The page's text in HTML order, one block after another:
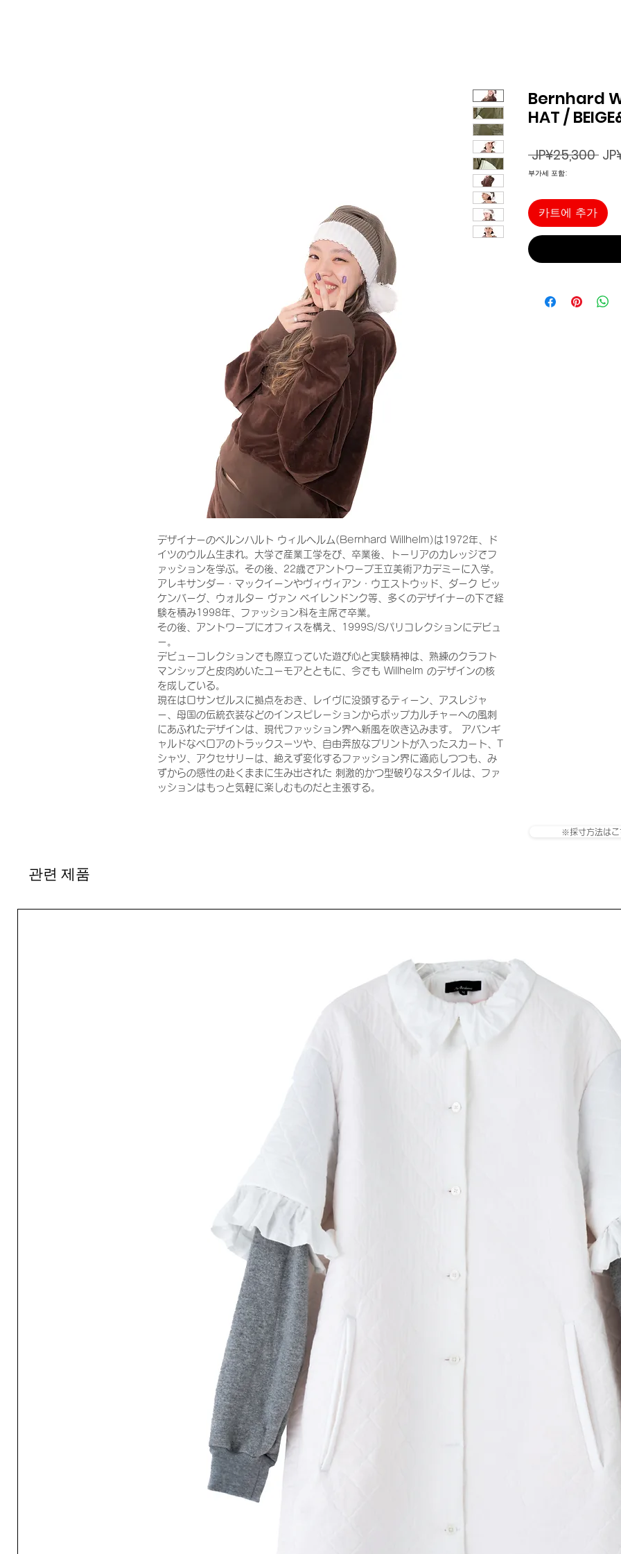
デザイナーのベルンハルト ウィルヘルム(Bernhard Willhelm)は1972年、ド
イツのウルム生まれ。大学で産業工学をび、卒業後、トーリアのカレッジでフ
ァッションを学ぶ。その後、22歳でアントワープ王立美術アカデミーに入学。
アレキサンダー・マックイーンやヴィヴィアン・ウエストウッド、ダーク ビッ
ケンバーグ、ウォルター ヴァン ベイレンドンク等、多くのデザイナーの下で経
験を積み1998年、ファッション科を主席で卒業。
その後、アントワープにオフィスを構え、1999S/Sパリコレクションにデビュ
ー。
デビューコレクションでも際立っていた遊び心と実験精神は、熟練のクラフト
マンシップと皮肉めいたユーモアとともに、今でも Willhelm のデザインの核
を成している。
現在はロサンゼルスに拠点をおき、レイヴに没頭するティーン、アスレジャ
ー、母国の伝統衣装などのインスピレーションからポップカルチャーへの風刺
にあふれたデザインは、現代ファッション界へ新風を吹き込みます。 アバンギ
ャルドなベロアのトラックスーツや、自由奔放なプリントが入ったスカート、T
シャツ、アクセサリーは、絶えず変化するファッション界に適応しつつも、み
ずからの感性の赴くままに生み出された 刺激的かつ型破りなスタイルは、ファ
ッションはもっと気軽に楽しむものだと主張する。
Bernhard
HAT /
JP¥25,300 일
부가세 포함:
카트에 추가
※採寸方法はこ
관련 제품